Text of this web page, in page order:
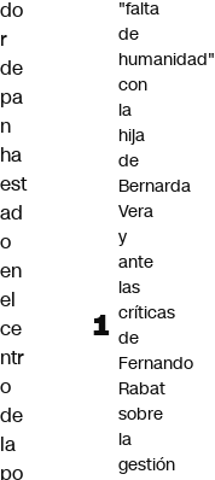
do
r
de
pa
n
ha
est
ad
o
en
el
ce
ntr
o
de
la
po
"falta
de
humanidad"
con
la
hija
de
Bernarda
Vera
y
ante
las
críticas
de
Fernando
Rabat
sobre
la
gestión